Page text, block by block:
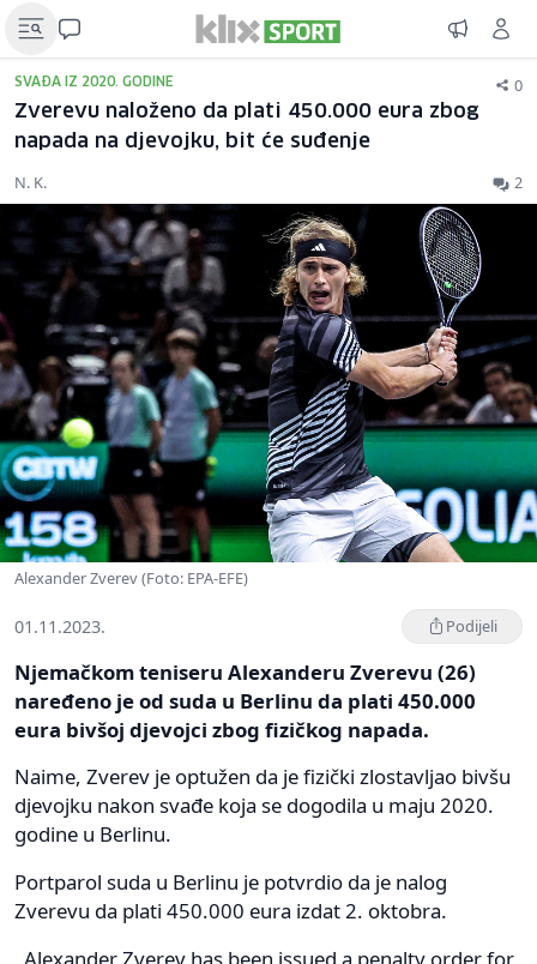
SVAĐA IZ 2020. GODINE 0
Zverevu naloženo da plati 450.000 eura zbog
napada na djevojku, bit će suđenje
N. K. 2
Alexander Zverev (Foto: EPA-EFE)
01.11.2023. Podijeli
Njemačkom teniseru Alexanderu Zverevu (26)
naređeno je od suda u Berlinu da plati 450.000
eura bivšoj djevojci zbog fizičkog napada.
Naime, Zverev je optužen da je fizički zlostavljao bivšu
djevojku nakon svađe koja se dogodila u maju 2020.
godine u Berlinu.
Portparol suda u Berlinu je potvrdio da je nalog
Zverevu da plati 450.000 eura izdat 2. oktobra.
Alexander Zverev has been issued a penalty order for